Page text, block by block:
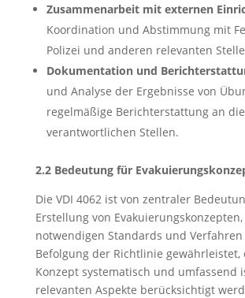
Zusammenarbeit mit externen
Koordination und Abstimmung mit
Polizei und anderen relevanten
Dokumentation und
und Analyse der Ergebnisse von
regelmäßige Berichterstattung an die
verantwortlichen Stellen.
2.2 Bedeutung für
Die VDI 4062 ist von zentraler
Erstellung von
notwendigen Standards und
Befolgung der Richtlinie gewährleistet,
Konzept systematisch und umfassend
relevanten Aspekte berücksichtigt